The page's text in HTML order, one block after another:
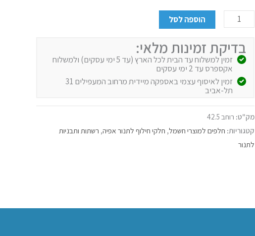
הוספה לסל
בדיקת זמינות מלאי:
זמין למשלוח עד הבית לכל הארץ (עד 5 ימי עסקים) ולמשלוח
אקספרס עד 2 ימי עסקים
זמין לאיסוף עצמי באספקה מיידית מרחוב המעפילים 31
תל-אביב
מק"ט: רוחב 42.5
קטגוריות: חלפים למוצרי חשמל, חלקי חילוף לתנור אפיה, רשתות ותבניות
לתנור